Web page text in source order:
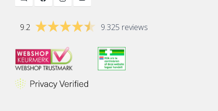
9.2 9.325 reviews